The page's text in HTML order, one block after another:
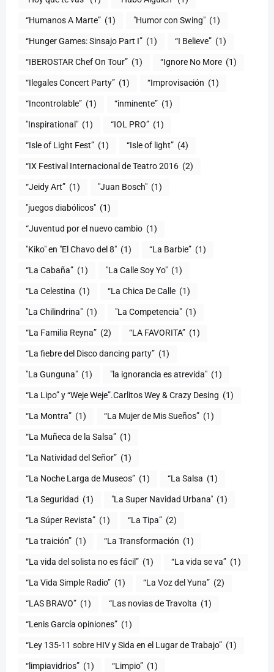
“Humanos A Marte” (1) "Humor con Swing" (1)
(1) “I Believe” (1)
“IBEROSTAR Chef On Tour” (1) “Ignore No More (1)
“Ilegales Concert Party” (1) “Improvisación (1)
“Incontrolable” (1) “inminente” (1)
"Inspirational" (1) “IOL PRO” (1)
“Isle of Light Fest” (1) “Isle of light” (4)
“IX Festival Internacional de Teatro 2016 (2)
“Jeidy Art” (1) "Juan Bosch" (1)
"juegos diabólicos" (1)
“Juventud por el nuevo cambio (1)
"Kiko" en "El Chavo del 8" (1) “La Barbie” (1)
“La Cabaña” (1) "La Calle Soy Yo" (1)
“La Celestina (1) “La Chica De Calle (1)
"La Chilindrina" (1) "La Competencia" (1)
“La Familia Reyna” (2) “LA FAVORITA” (1)
“La fiebre del Disco dancing party” (1)
(1) "la ignorancia es atrevida" (1)
“La Lipo” y “Weje Weje”.Carlitos Wey & Crazy Desing (1)
“La Montra” (1) “La Mujer de Mis Sueños” (1)
“La Muñeca de la Salsa” (1)
“La Natividad del Señor” (1)
“La Noche Larga de Museos” (1) “La Salsa (1)
“La Seguridad (1) "La Super Navidad Urbana'' (1)
“La Súper Revista” (1) “La Tipa” (2)
“La traición” (1) “La Transformación (1)
“La vida del solista no es fácil” (1) “La vida se va” (1)
“La Vida Simple Radio” (1) “La Voz del Yuna” (2)
“LAS BRAVO” (1) “Las novias de Travolta (1)
“Lenis García opiniones” (1)
“Ley 135-11 sobre HIV y Sida en el Lugar de Trabajo” (1)
“limpiavidrios” (1) “Limpio” (1)